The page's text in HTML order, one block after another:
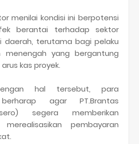
menilai kondisi ini berpotensi
berantai terhadap sektor
daerah, terutama bagi pelaku
menengah yang bergantung
kas proyek.
hal tersebut, para
agar PT.Brantas
segera memberikan
pembayaran